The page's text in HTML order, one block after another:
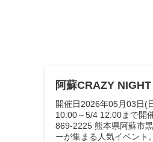
阿蘇CRAZY
開催日2026年05月03日(
10:00～5/4 12:00まで開
869-2225 熊本県阿蘇市
ーが集まる人気イベント